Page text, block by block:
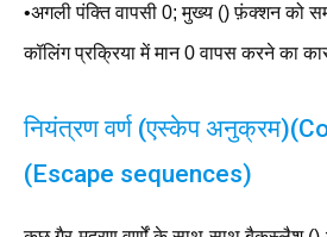
•अगली पंक्ति वापसी 0; मुख्य () फ़ंक्शन को
कॉलिंग प्रक्रिया में मान 0 वापस करने का
नियंत्रण वर्ण (एस्केप
(Escape sequences)